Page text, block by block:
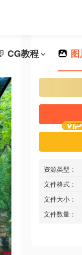
CG教程
资源类型：
文件格式：
文件大小：
文件数量：